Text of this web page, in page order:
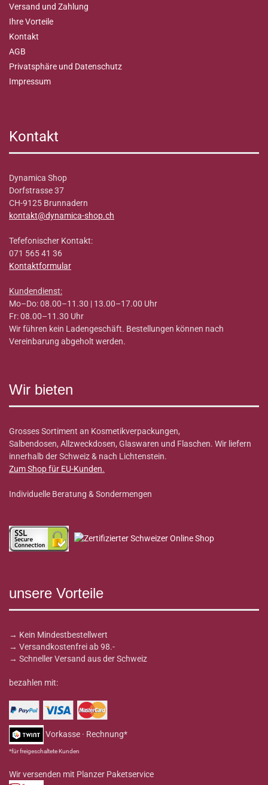
Versand und Zahlung
Ihre Vorteile
Kontakt
AGB
Privatsphäre und Datenschutz
Impressum
Kontakt
Dynamica Shop
Dorfstrasse 37
CH-9125 Brunnadern
kontakt@dynamica-shop.ch
Tefefonischer Kontakt:
071 565 41 36
Kontaktformular
Kundendienst:
Mo–Do: 08.00–11.30 | 13.00–17.00 Uhr
Fr: 08.00–11.30 Uhr
Wir führen kein Ladengeschäft. Bestellungen können nach
Vereinbarung abgeholt werden.
Wir bieten
Grosses Sortiment an Kosmetikverpackungen,
Salbendosen, Allzweckdosen, Glaswaren und Flaschen. Wir liefern
innerhalb der Schweiz & nach Lichtenstein.
Zum Shop für EU-Kunden.
Individuelle Beratung & Sondermengen
unsere Vorteile
→ Kein Mindestbestellwert
→ Versandkostenfrei ab 98.-
→ Schneller Versand aus der Schweiz
bezahlen mit:
Vorkasse · Rechnung*
*für freigeschaltete Kunden
Wir versenden mit Planzer Paketservice